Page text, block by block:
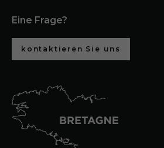
Eine Frage?
kontaktieren Sie uns